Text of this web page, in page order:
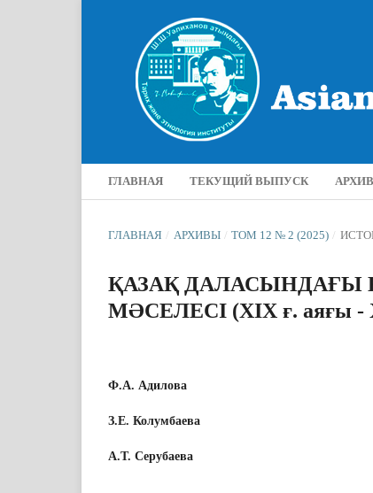
ГЛАВНАЯ ТЕКУЩИЙ ВЫПУСК АРХИВ
ГЛАВНАЯ / АРХИВЫ / ТОМ 12 № 2 (2025) /
ҚАЗАҚ ДАЛАСЫНДАҒЫ
МӘСЕЛЕСІ (ХІХ ғ. аяғы -
Ф.А. Адилова
З.Е. Колумбаева
А.Т. Серубаева